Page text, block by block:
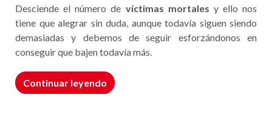
Desciende el número de víctimas mortales y ello nos
tiene que alegrar sin duda, aunque todavía siguen siendo
demasiadas y debemos de seguir esforzándonos en
conseguir que bajen todavía más.
Continuar leyendo